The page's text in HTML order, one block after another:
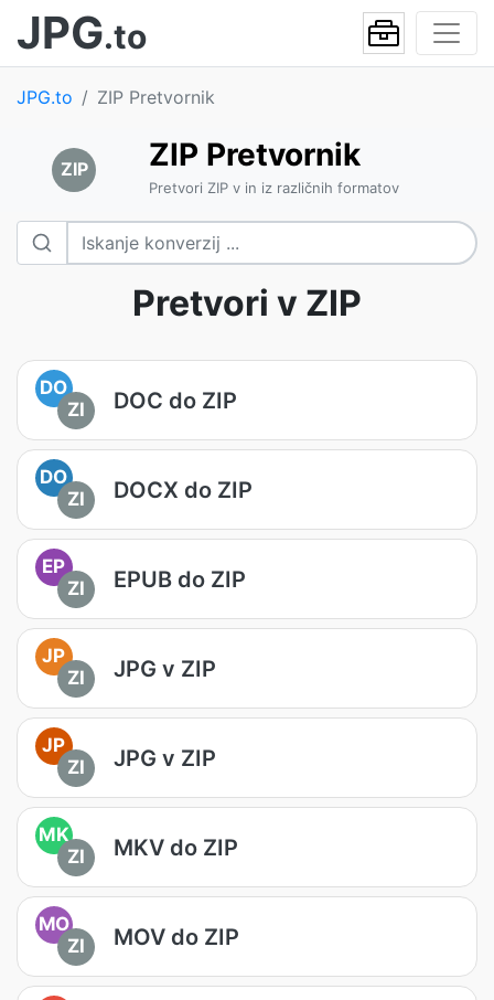
JPG.to
JPG.to ZIP Pretvornik
ZIP ZIP Pretvornik
Pretvori ZIP v in iz različnih formatov
Pretvori v ZIP
DO
ZI
DOC do ZIP
DO
ZI
DOCX do ZIP
EP
ZI
EPUB do ZIP
JP
ZI
JPG v ZIP
JP
ZI
JPG v ZIP
MK
ZI
MKV do ZIP
MO
ZI
MOV do ZIP